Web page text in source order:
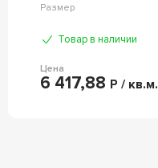
Размер
Товар в наличии
Цена
6 417,88 Р / кв.м.